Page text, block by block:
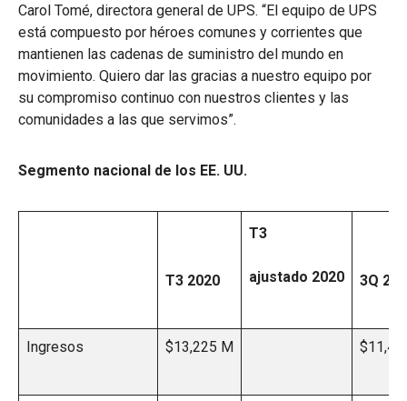
Carol Tomé, directora general de UPS. “El equipo de UPS
está compuesto por héroes comunes y corrientes que
mantienen las cadenas de suministro del mundo en
movimiento. Quiero dar las gracias a nuestro equipo por
su compromiso continuo con nuestros clientes y las
comunidades a las que servimos”.
Segmento nacional de los EE. UU.
T3 2020
T3
ajustado 2020 3Q
Ingresos $13,225 M